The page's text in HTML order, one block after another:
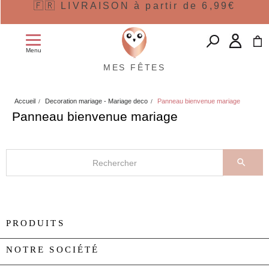
🇫🇷 LIVRAISON à partir de 6,99€
Menu
MES FÊTES
Accueil Decoration mariage - Mariage deco Panneau bienvenue mariage
Panneau bienvenue mariage

PRODUITS
NOTRE SOCIÉTÉ